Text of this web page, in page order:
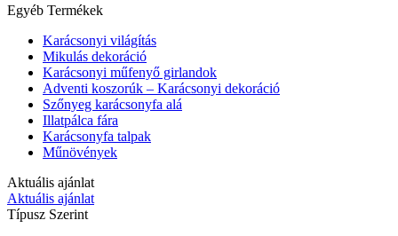
Egyéb Termékek
Karácsonyi világítás
Mikulás dekoráció
Karácsonyi műfenyő girlandok
Adventi koszorúk – Karácsonyi dekoráció
Szőnyeg karácsonyfa alá
Illatpálca fára
Karácsonyfa talpak
Műnövények
Aktuális ajánlat
Aktuális ajánlat
Típusz Szerint